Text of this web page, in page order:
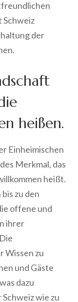
der
heißen.
Einheimischen
Merkmal, das
heißt.
zu den
offene und
ihrer
Wissen zu
und Gäste
dazu
wie zu